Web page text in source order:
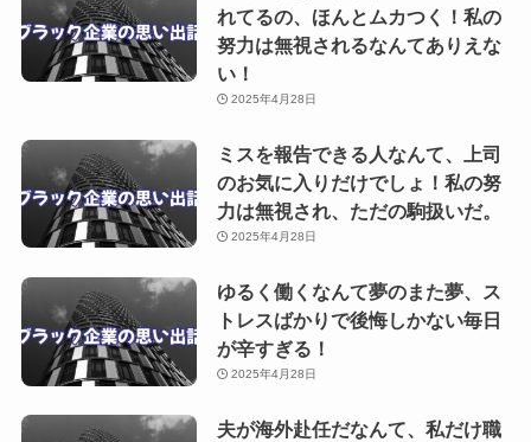
れてるの、ほんとムカつく！私の
努力は無視されるなんてありえな
い！
2025年4月28日
ミスを報告できる人なんて、上司
のお気に入りだけでしょ！私の努
力は無視され、ただの駒扱いだ。
2025年4月28日
ゆるく働くなんて夢のまた夢、ス
トレスばかりで後悔しかない毎日
が辛すぎる！
2025年4月28日
夫が海外赴任だなんて、私だけ職